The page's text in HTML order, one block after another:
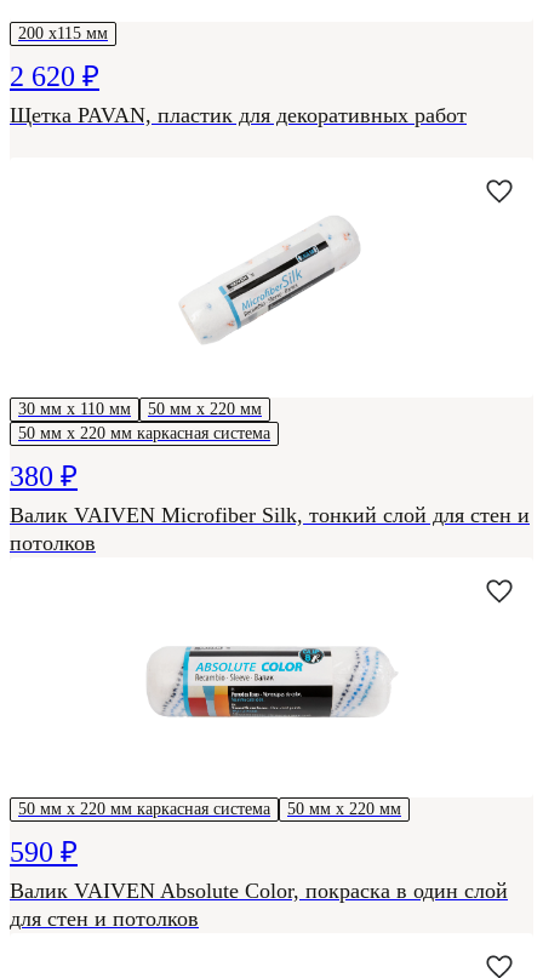
200 х115 мм
2 620 ₽
Щетка PAVAN, пластик для декоративных работ
30 мм х 110 мм
50 мм х 220 мм
50 мм х 220 мм каркасная система
380 ₽
Валик VAIVEN Microfiber Silk, тонкий слой для стен и
потолков
50 мм х 220 мм каркасная система 50 мм х 220 мм
590 ₽
Валик VAIVEN Absolute Color, покраска в один слой
для стен и потолков